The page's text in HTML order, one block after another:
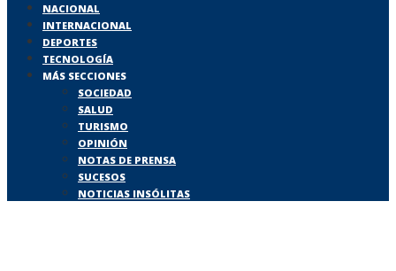
NACIONAL
INTERNACIONAL
DEPORTES
TECNOLOGÍA
MÁS SECCIONES
SOCIEDAD
SALUD
TURISMO
OPINIÓN
NOTAS DE PRENSA
SUCESOS
NOTICIAS INSÓLITAS